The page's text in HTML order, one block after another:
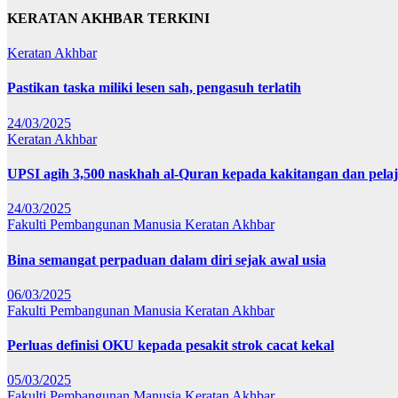
KERATAN AKHBAR TERKINI
Keratan Akhbar
Pastikan taska miliki lesen sah, pengasuh terlatih
24/03/2025
Keratan Akhbar
UPSI agih 3,500 naskhah al-Quran kepada kakitangan dan
24/03/2025
Fakulti Pembangunan Manusia Keratan Akhbar
Bina semangat perpaduan dalam diri sejak awal usia
06/03/2025
Fakulti Pembangunan Manusia Keratan Akhbar
Perluas definisi OKU kepada pesakit strok cacat kekal
05/03/2025